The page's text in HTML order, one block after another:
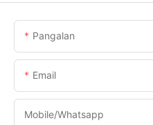
Pangalan
Email
Mobile/Whatsapp